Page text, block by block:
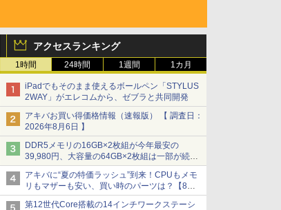
アクセスランキング
1時間 24時間 1週間 1カ月
iPadでもそのまま使えるボールペン「STYLUS
2WAY」がエレコムから、ゼブラと共同開発
アキバお買い得価格情報（速報版） 【 調査日：
2026年8月6日 】
DDR5メモリの16GB×2枚組が今年最安の
39,980円、大容量の64GB×2枚組は一部が続騰
[8月前半のメモリ価格]
アキバに“夏の特価ラッシュ”到来！CPUもメモ
リもマザーも安い、買い時のパーツは？【8月7
日(金)22時配信】
第12世代Core搭載の14インチワークステーシ